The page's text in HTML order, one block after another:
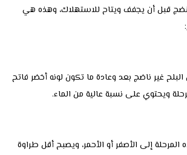
قبل أن يجفف ويتاح للاستهلاك، وهذه هي
غير ناضج بعد وعادة ما تكون لونه أخضر فاتح
ويحتوي على نسبة عالية من الماء.
المرحلة إلى الأصفر أو الأحمر، ويصبح أقل طراوة